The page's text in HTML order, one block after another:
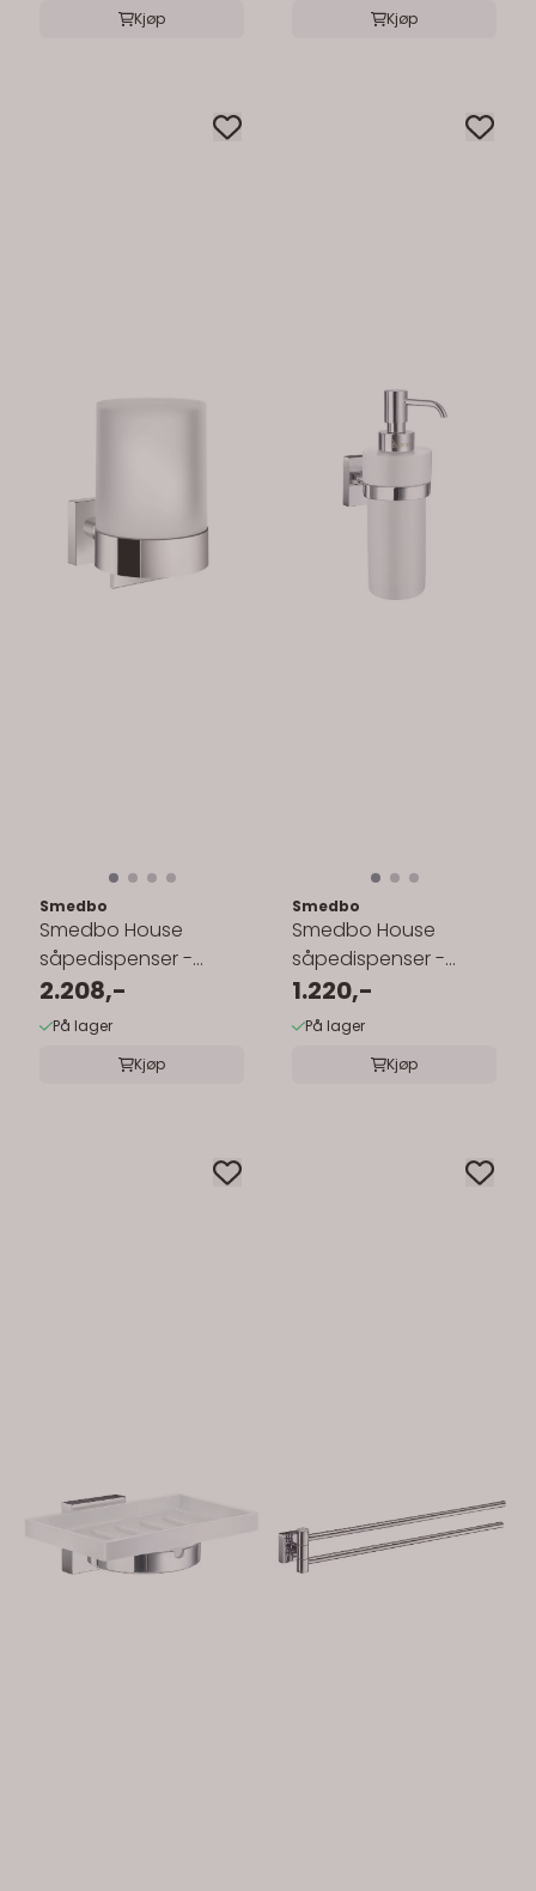
Kjøp
Kjøp
Smedbo
Smedbo House
såpedispenser -
frostet glass
2.208,-
På lager
Kjøp
Smedbo
Smedbo House
såpedispenser -
porselen
1.220,-
På lager
Kjøp